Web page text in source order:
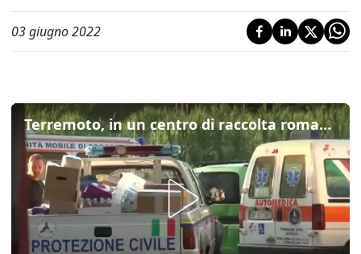
03 giugno 2022
Terremoto, in un centro di raccolta romano: "Una piccola cosa per un dramma troppo grande"